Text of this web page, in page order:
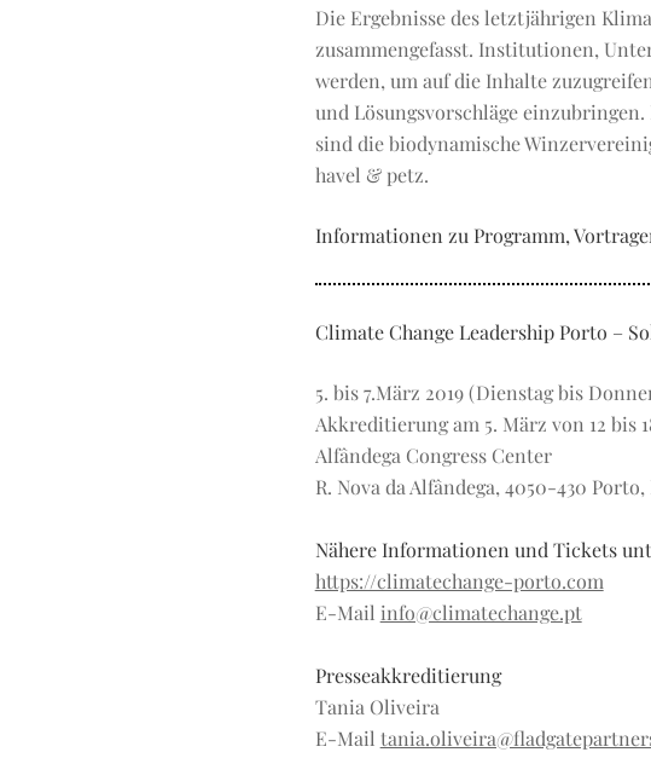
Die Ergebnisse des letztjährigen
zusammengefasst. Institutionen,
werden, um auf die Inhalte
und Lösungsvorschläge
sind die biodynamische
havel & petz.
Informationen zu Programm,
Climate Change Leadership Porto –
5. bis 7.März 2019 (Dienstag bis
Akkreditierung am 5. März von 12 bis
Alfândega Congress Center
R. Nova da Alfândega, 4050-430
Nähere Informationen und Tickets
https://climatechange-porto.com
E-Mail info@climatechange.pt
Presseakkreditierung
Tania Oliveira
E-Mail